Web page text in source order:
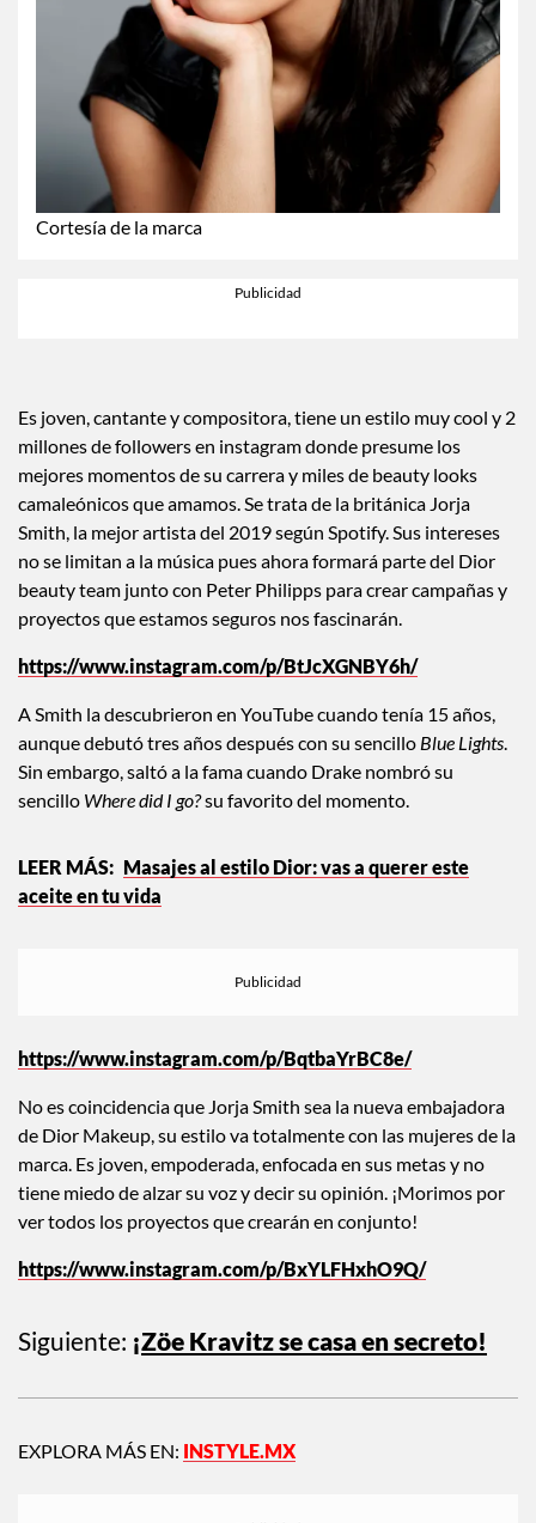
Cortesía de la marca
Es joven, cantante y compositora, tiene un estilo muy cool y 2
millones de followers en instagram donde presume los
mejores momentos de su carrera y miles de beauty looks
camaleónicos que amamos. Se trata de la británica Jorja
Smith, la mejor artista del 2019 según Spotify. Sus intereses
no se limitan a la música pues ahora formará parte del Dior
beauty team junto con Peter Philipps para crear campañas y
proyectos que estamos seguros nos fascinarán.
https://www.instagram.com/p/BtJcXGNBY6h/
A Smith la descubrieron en YouTube cuando tenía 15 años,
aunque debutó tres años después con su sencillo Blue Lights.
Sin embargo, saltó a la fama cuando Drake nombró su
sencillo Where did I go?su favorito del momento.
Masajes al estilo Dior: vas a querer este
aceite en tu vida
https://www.instagram.com/p/BqtbaYrBC8e/
No es coincidencia que Jorja Smith sea la nueva embajadora
de Dior Makeup, su estilo va totalmente con las mujeres de la
marca. Es joven, empoderada, enfocada en sus metas y no
tiene miedo de alzar su voz y decir su opinión. ¡Morimos por
ver todos los proyectos que crearán en conjunto!
https://www.instagram.com/p/BxYLFHxhO9Q/
Siguiente: ¡Zöe Kravitz se casa en secreto!
EXPLORA MÁS EN: INSTYLE.MX